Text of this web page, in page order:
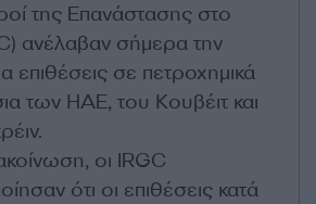
της Επανάστασης στο
ανέλαβαν σήμερα την
επιθέσεις σε πετροχημικά
των ΗΑΕ, του Κουβέιτ και
οι IRGC
ότι οι επιθέσεις κατά